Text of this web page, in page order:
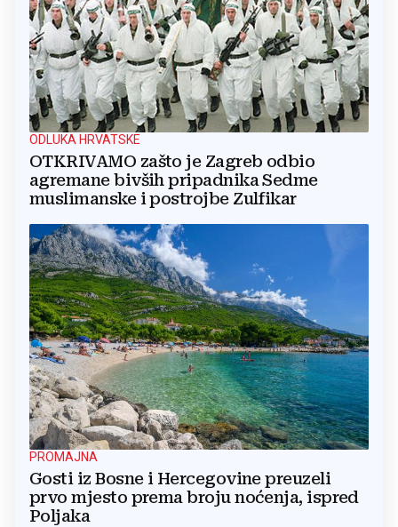
ODLUKA HRVATSKE
OTKRIVAMO zašto je Zagreb odbio
agremane bivših pripadnika Sedme
muslimanske i postrojbe Zulfikar
PROMAJNA
Gosti iz Bosne i Hercegovine preuzeli
prvo mjesto prema broju noćenja, ispred
Poljaka